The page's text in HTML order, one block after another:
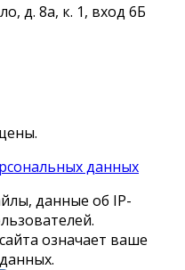
д. 8а, к. 1, вход 6Б
данных
данные об IP-
означает ваше